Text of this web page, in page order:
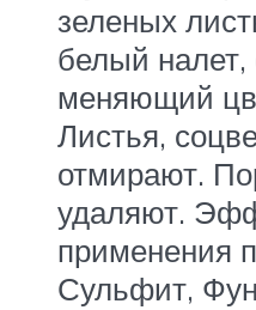
зеленых
белый
меняющий
Листья,
отмирают.
удаляют.
применения
Сульфит,